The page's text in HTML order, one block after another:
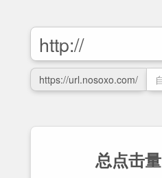
https://url.nosoxo.com/
总点击量